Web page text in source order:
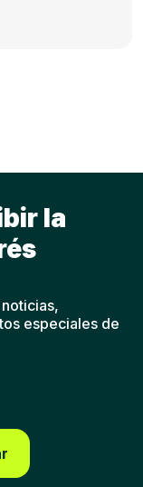
la
especiales de